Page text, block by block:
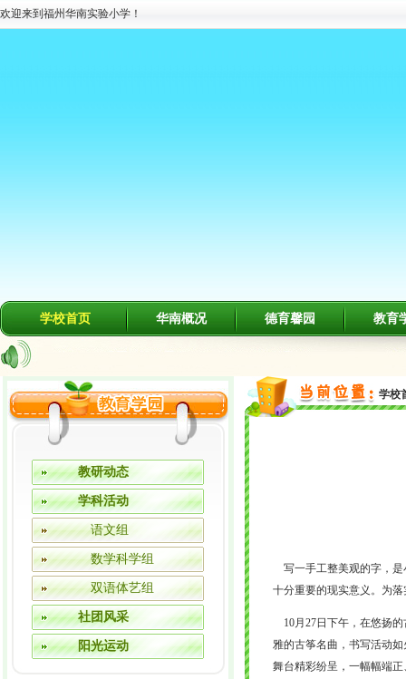
欢迎来到福州华南实验小学！
学校首页 华南概况 德育馨园 教育
教研动态
学科活动
语文组
数学科学组
双语体艺组
社团风采
阳光运动
学校
写一手工整美观的字，
十分重要的现实意义。为
10月27日 下午，在悠扬
雅的古筝名曲，书写活动如
舞台精彩纷呈 ，一幅幅端